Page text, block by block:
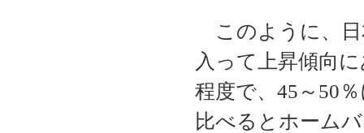
このように、日
入って上昇傾向
程度で、45～50
比べるとホーム